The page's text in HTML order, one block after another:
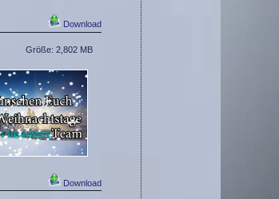
Download
Größe: 2,802 MB
Download